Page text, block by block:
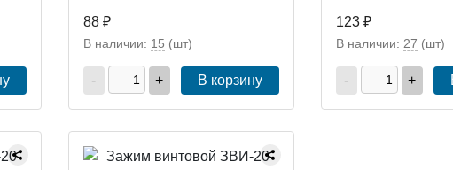
88 ₽
В наличии: 15 (шт)
- + В корзину
123 ₽
В наличии: 27 (шт)
- +